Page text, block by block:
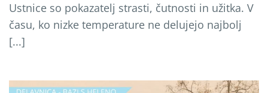
Ustnice so pokazatelj strasti, čutnosti in užitka. V
času, ko nizke temperature ne delujejo najbolj
[...]